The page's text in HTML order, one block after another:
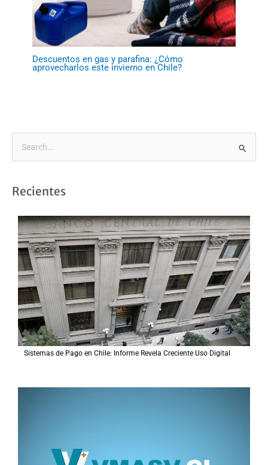
Descuentos en gas y parafina: ¿Cómo
aprovecharlos este invierno en Chile?
cRecientes
Sistemas de Pago en Chile: Informe Revela Creciente Uso Digital